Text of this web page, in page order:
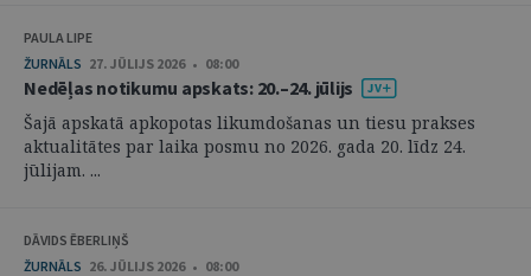
PAULA LIPE
ŽURNĀLS 27. JŪLIJS 2026 • 08:00
Nedēļas notikumu apskats: 20.–24. jūlijs
Šajā apskatā apkopotas likumdošanas un tiesu prakses
aktualitātes par laika posmu no 2026. gada 20. līdz 24.
jūlijam. ...
DĀVIDS ĒBERLIŅŠ
ŽURNĀLS 26. JŪLIJS 2026 • 08:00